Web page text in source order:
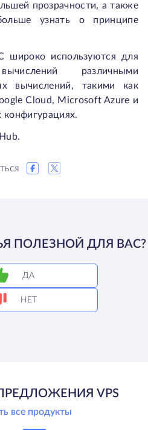
прозрачности, а также
узнать о принципе
широко используются для
различными
вычислений, такими как
Cloud, Microsoft Azure и
конфигурациях.
ПОЛЕЗНОЙ ДЛЯ ВАС?
ДА
НЕТ
VPS
все продукты